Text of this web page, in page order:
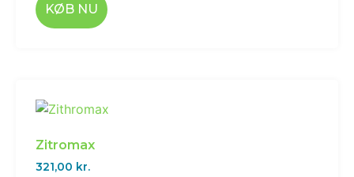
KØB NU
Zitromax
321,00 kr.